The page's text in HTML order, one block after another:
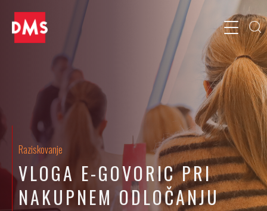
Raziskovanje
VLOGA E-GOVORIC PRI
NAKUPNEM ODLOČANJU